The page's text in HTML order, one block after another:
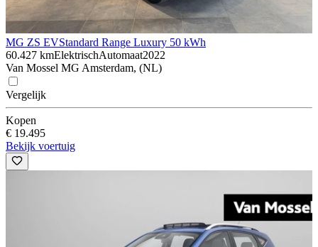
MG ZS EVStandard Range Luxury 50 kWh
60.427 kmElektrischAutomaat2022
Van Mossel MG Amsterdam, (NL)
Vergelijk
Kopen
€ 19.495
Bekijk voertuig